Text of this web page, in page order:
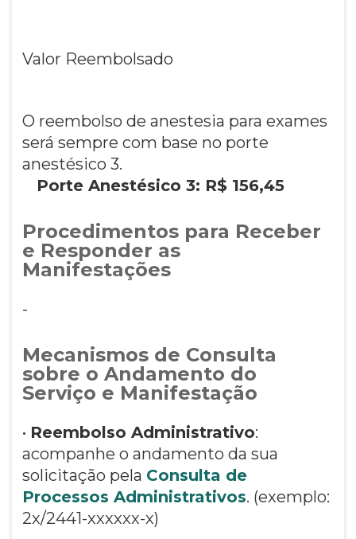
Valor Reembolsado
O reembolso de anestesia para exames
será sempre com base no porte
anestésico 3.
Porte Anestésico 3: R$ 156,45
Procedimentos para Receber
e Responder as
Manifestações
-
Mecanismos de Consulta
sobre o Andamento do
Serviço e Manifestação
• Reembolso Administrativo:
acompanhe o andamento da sua
solicitação pela Consulta de
Processos Administrativos. (exemplo:
2x/2441-xxxxxx-x)